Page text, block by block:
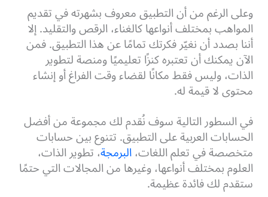
وعلى الرغم من أن التطبيق معروف بشهرته في تقديم
المواهب بمختلف أنواعها كالغناء، الرقص والتقليد. إلا
أننا بصدد أن نغيّر فكرتك تمامًا عن هذا التطبيق. فمن
الآن يمكنك أن تعتبره كنزًا تعليميًا ومنصة لتطوير
الذات، وليس فقط مكانًا لقضاء وقت الفراغ أو إنشاء
محتوى لا قيمة له.
في السطور التالية سوف نُقدم لك مجموعة من أفضل
الحسابات العربية على التطبيق. تتنوع بين حسابات
متخصصة في تعلم اللغات،البرمجة، تطوير الذات،
العلوم بمختلف أنواعها، وغيرها من المجالات التي حتمًا
ستقدم لك فائدة عظيمة.